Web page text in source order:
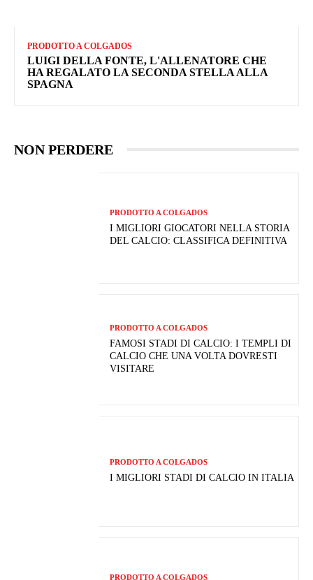
PRODOTTO A COLGADOS
LUIGI DELLA FONTE, L'ALLENATORE CHE
HA REGALATO LA SECONDA STELLA ALLA
SPAGNA
NON PERDERE
PRODOTTO A COLGADOS
I MIGLIORI GIOCATORI NELLA STORIA
DEL CALCIO: CLASSIFICA DEFINITIVA
PRODOTTO A COLGADOS
FAMOSI STADI DI CALCIO: I TEMPLI DI
CALCIO CHE UNA VOLTA DOVRESTI
VISITARE
PRODOTTO A COLGADOS
I MIGLIORI STADI DI CALCIO IN ITALIA
PRODOTTO A COLGADOS